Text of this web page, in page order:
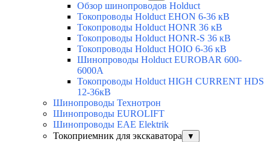
Обзор шинопроводов Holduct
Токопроводы Holduct EHON 6-36 кВ
Токопроводы Holduct HONR 36 кВ
Токопроводы Holduct HONR-S 36 кВ
Токопроводы Holduct HOIO 6-36 кВ
Шинопроводы Holduct EUROBAR 600-
6000А
Токопроводы Holduct HIGH CURRENT HDS
12-36кВ
Шинопроводы Технотрон
Шинопроводы EUROLIFT
Шинопроводы EAE Elektrik
Токоприемник для экскаватора
▼